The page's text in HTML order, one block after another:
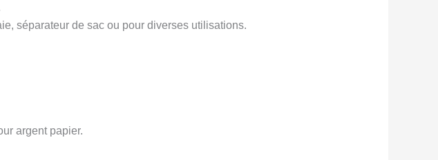
séparateur de sac ou pour diverses utilisations.
argent papier.